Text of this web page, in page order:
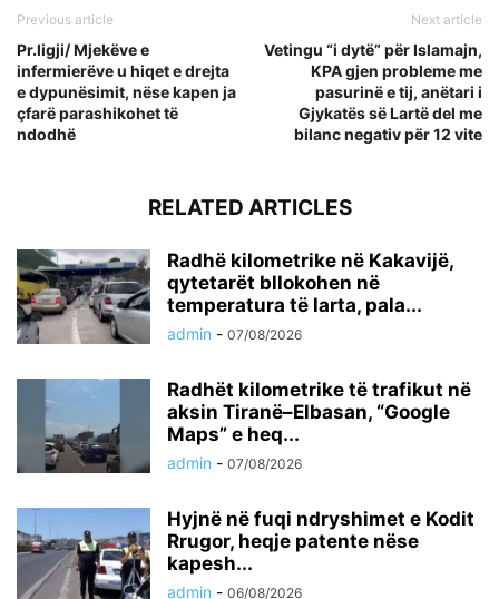
Previous article
Pr.ligji/ Mjekëve e
infermierëve u hiqet e drejta
e dypunësimit, nëse kapen ja
çfarë parashikohet të
ndodhë
Next article
Vetingu “i dytë” për Islamajn,
KPA gjen probleme me
pasurinë e tij, anëtari i
Gjykatës së Lartë del me
bilanc negativ për 12 vite
RELATED ARTICLES
Radhë kilometrike në Kakavijë,
qytetarët bllokohen në
temperatura të larta, pala...
admin - 07/08/2026
Radhët kilometrike të trafikut në
aksin Tiranë–Elbasan, “Google
Maps” e heq...
admin - 07/08/2026
Hyjnë në fuqi ndryshimet e Kodit
Rrugor, heqje patente nëse
kapesh...
admin - 06/08/2026